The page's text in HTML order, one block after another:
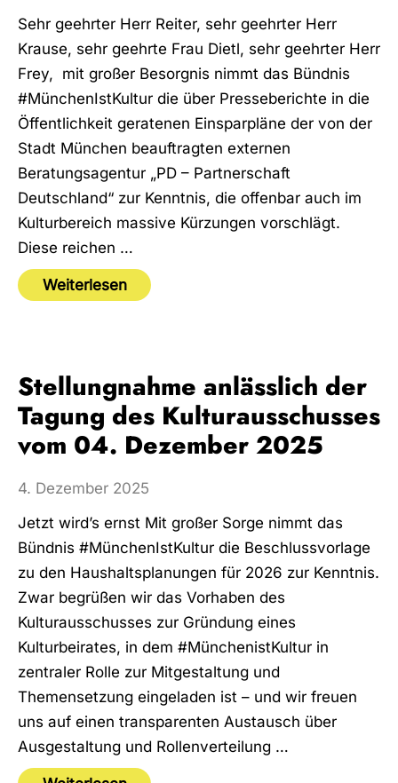
Sehr geehrter Herr Reiter, sehr geehrter Herr
Krause, sehr geehrte Frau Dietl, sehr geehrter Herr
Frey, mit großer Besorgnis nimmt das Bündnis
#MünchenIstKultur die über Presseberichte in die
Öffentlichkeit geratenen Einsparpläne der von der
Stadt München beauftragten externen
Beratungsagentur „PD – Partnerschaft
Deutschland“ zur Kenntnis, die offenbar auch im
Kulturbereich massive Kürzungen vorschlägt.
Diese reichen …
Weiterlesen
Stellungnahme anlässlich der
Tagung des Kulturausschusses
vom 04. Dezember 2025
4. Dezember 2025
Jetzt wird’s ernst Mit großer Sorge nimmt das
Bündnis #MünchenIstKultur die Beschlussvorlage
zu den Haushaltsplanungen für 2026 zur Kenntnis.
Zwar begrüßen wir das Vorhaben des
Kulturausschusses zur Gründung eines
Kulturbeirates, in dem #MünchenistKultur in
zentraler Rolle zur Mitgestaltung und
Themensetzung eingeladen ist – und wir freuen
uns auf einen transparenten Austausch über
Ausgestaltung und Rollenverteilung …